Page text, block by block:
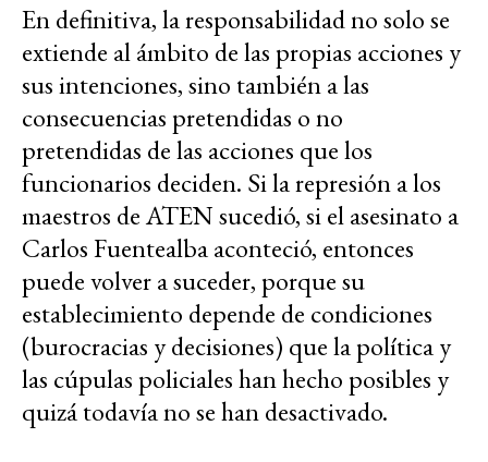
En definitiva, la responsabilidad no solo se
extiende al ámbito de las propias acciones y
sus intenciones, sino también a las
consecuencias pretendidas o no
pretendidas de las acciones que los
funcionarios deciden. Si la represión a los
maestros de ATEN sucedió, si el asesinato a
Carlos Fuentealba aconteció, entonces
puede volver a suceder, porque su
establecimiento depende de condiciones
(burocracias y decisiones) que la política y
las cúpulas policiales han hecho posibles y
quizá todavía no se han desactivado.